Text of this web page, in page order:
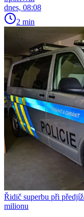
dnes, 08:08
2 min
Řidič superbu při
milionu